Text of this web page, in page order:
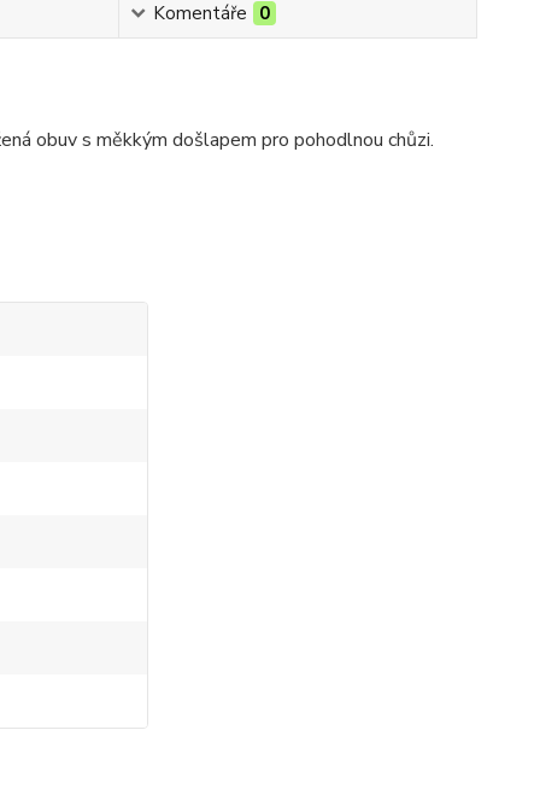
Komentáře 0
obuv s měkkým došlapem pro pohodlnou chůzi.